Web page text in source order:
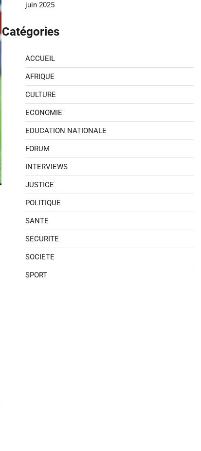
juin 2025
Catégories
ACCUEIL
AFRIQUE
CULTURE
ECONOMIE
EDUCATION NATIONALE
FORUM
INTERVIEWS
JUSTICE
POLITIQUE
SANTE
SECURITE
SOCIETE
SPORT